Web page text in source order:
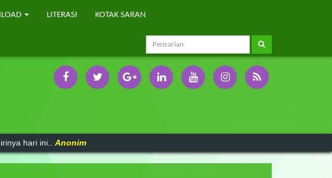
LITERASI KOTAK SARAN
hari ini.. Anonim